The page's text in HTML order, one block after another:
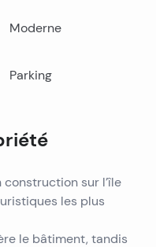
Moderne
Parking
sur l’île
les plus
le bâtiment, tandis